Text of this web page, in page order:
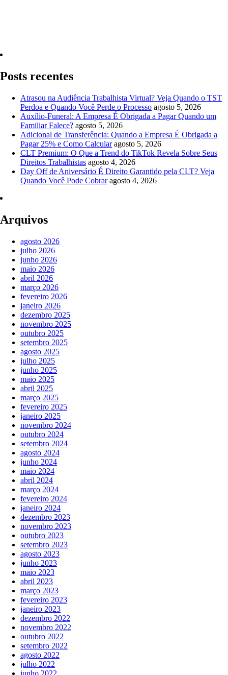
Posts recentes
Atrasou na Audiência Trabalhista Virtual? Veja Quando o TST
Perdoa e Quando Você Perde o Processo agosto 5, 2026
Auxílio-Funeral: A Empresa É Obrigada a Pagar Quando um
Familiar Falece? agosto 5, 2026
Adicional de Transferência: Quando a Empresa É Obrigada a
Pagar 25% e Como Calcular agosto 5, 2026
CLT Premium: O Que a Trend do TikTok Revela Sobre Seus
Direitos Trabalhistas agosto 4, 2026
Day Off de Aniversário É Direito Garantido pela CLT? Veja
Quando Você Pode Cobrar agosto 4, 2026
Arquivos
agosto 2026
julho 2026
junho 2026
maio 2026
abril 2026
março 2026
fevereiro 2026
janeiro 2026
dezembro 2025
novembro 2025
outubro 2025
setembro 2025
agosto 2025
julho 2025
junho 2025
maio 2025
abril 2025
março 2025
fevereiro 2025
janeiro 2025
novembro 2024
outubro 2024
setembro 2024
agosto 2024
junho 2024
maio 2024
abril 2024
março 2024
fevereiro 2024
janeiro 2024
dezembro 2023
novembro 2023
outubro 2023
setembro 2023
agosto 2023
junho 2023
maio 2023
abril 2023
março 2023
fevereiro 2023
janeiro 2023
dezembro 2022
novembro 2022
outubro 2022
setembro 2022
agosto 2022
julho 2022
junho 2022